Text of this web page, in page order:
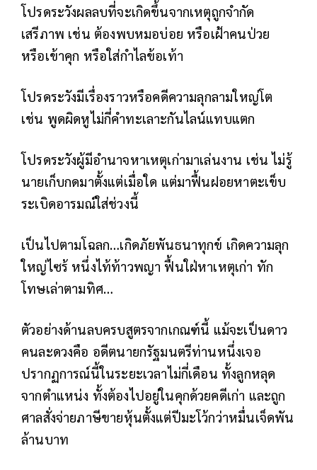
โปรดระวังผลลบที่จะเกิดขึ้นจากเหตุถูกจำกัด
เสรีภาพ เช่น ต้องพบหมอบ่อย หรือเฝ้าคนป่วย
หรือเข้าคุก หรือใส่กำไลข้อเท้า
โปรดระวังมีเรื่องราวหรือคดีความลุกลามใหญ่โต
เช่น พูดผิดหูไม่กี่คำทะเลาะกันไลน์แทบแตก
โปรดระวังผู้มีอำนาจหาเหตุเก่ามาเล่นงาน เช่น ไม่รู้
นายเก็บกดมาตั้งแต่เมื่อใด แต่มาฟื้นฝอยหาตะเข็บ
ระเบิดอารมณ์ใส่ช่วงนี้
เป็นไปตามโฉลก…เกิดภัยพันธนาทุกข์ เกิดความลุก
ใหญ่ไซร้ หนึ่งไท้ท้าวพญา ฟื้นใฝ่หาเหตุเก่า ทัก
โทษเล่าตามทิศ…
ตัวอย่างด้านลบครบสูตรจากเกณฑ์นี้ แม้จะเป็นดาว
คนละดวงคือ อดีตนายกรัฐมนตรีท่านหนึ่งเจอ
ปรากฏการณ์นี้ในระยะเวลาไม่กี่เดือน ทั้งลูกหลุด
จากตำแหน่ง ทั้งต้องไปอยู่ในคุกด้วยคดีเก่า และถูก
ศาลสั่งจ่ายภาษีขายหุ้นตั้งแต่ปีมะโว้กว่าหมื่นเจ็ดพัน
ล้านบาท